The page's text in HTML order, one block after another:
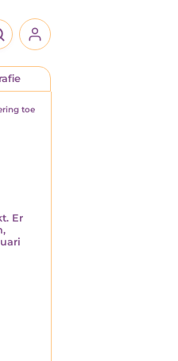
toe
Er